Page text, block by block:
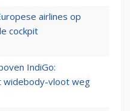
airlines op
cockpit
IndiGo:
vloot weg